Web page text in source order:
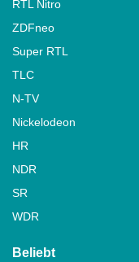
RTL Nitro
ZDFneo
Super RTL
TLC
N-TV
Nickelodeon
HR
NDR
SR
WDR
Beliebt